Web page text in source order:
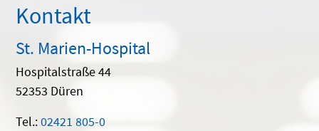
Kontakt
St. Marien-Hospital
Hospitalstraße 44
52353 Düren
Tel.:02421 805-0